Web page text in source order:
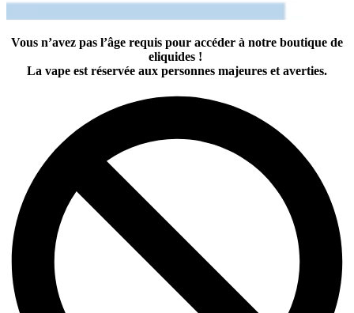
Vous n’avez pas l’âge requis pour accéder à notre boutique de
eliquides !
La vape est réservée aux personnes majeures et averties.